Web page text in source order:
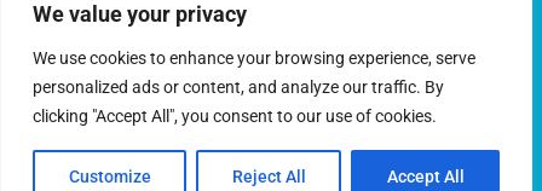
We value your privacy
We use cookies to enhance your browsing experience, serve
personalized ads or content, and analyze our traffic. By
clicking "Accept All", you consent to our use of cookies.
Customize Reject All Accept All